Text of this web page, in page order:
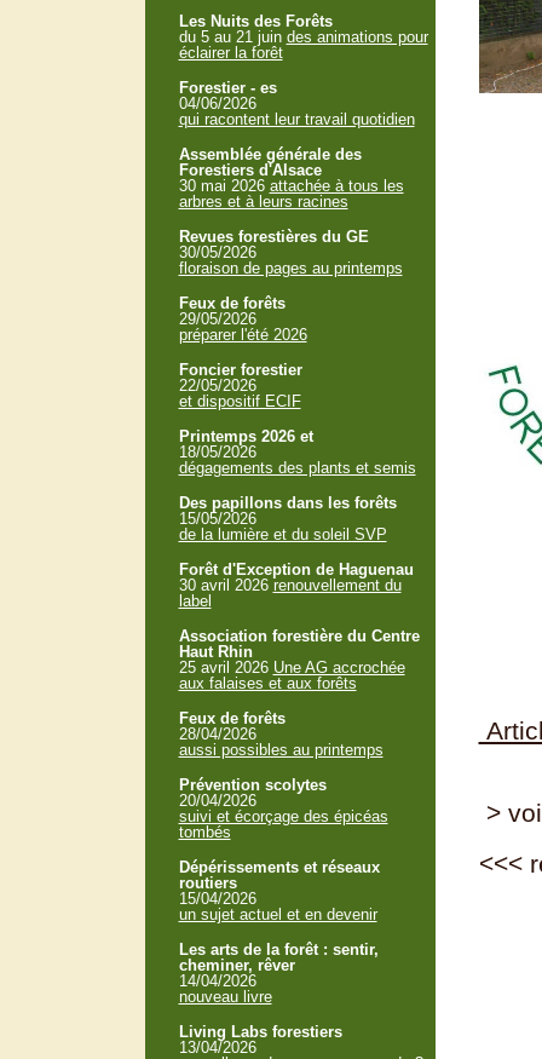
>
<<<
Les Nuits des Forêts
du 5 au 21 juin des animations pour
éclairer la forêt
Forestier - es
04/06/2026
qui racontent leur travail quotidien
Assemblée générale des
Forestiers d'Alsace
30 mai 2026 attachée à tous les
arbres et à leurs racines
Revues forestières du GE
30/05/2026
floraison de pages au printemps
Feux de forêts
29/05/2026
préparer l'été 2026
Foncier forestier
22/05/2026
et dispositif ECIF
Printemps 2026 et
18/05/2026
dégagements des plants et semis
Des papillons dans les forêts
15/05/2026
de la lumière et du soleil SVP
Forêt d'Exception de Haguenau
30 avril 2026 renouvellement du
label
Association forestière du Centre
Haut Rhin
25 avril 2026 Une AG accrochée
aux falaises et aux forêts
Feux de forêts
28/04/2026
aussi possibles au printemps
Prévention scolytes
20/04/2026
suivi et écorçage des épicéas
tombés
Dépérissements et réseaux
routiers
15/04/2026
un sujet actuel et en devenir
Les arts de la forêt : sentir,
cheminer, rêver
14/04/2026
nouveau livre
Living Labs forestiers
13/04/2026